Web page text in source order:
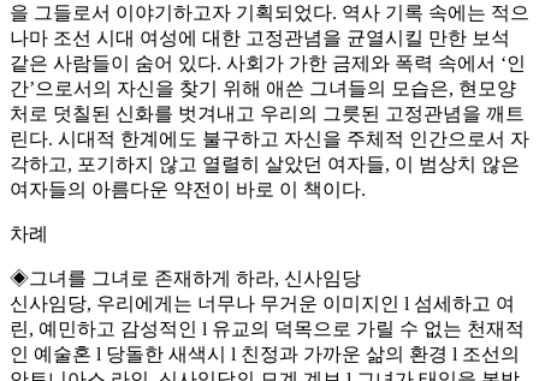
을 그들로서 이야기하고자 기획되었다. 역사 기록 속에는 적으
나마 조선 시대 여성에 대한 고정관념을 균열시킬 만한 보석
같은 사람들이 숨어 있다. 사회가 가한 금제와 폭력 속에서 ‘인
간’으로서의 자신을 찾기 위해 애쓴 그녀들의 모습은, 현모양
처로 덧칠된 신화를 벗겨내고 우리의 그릇된 고정관념을 깨트
린다. 시대적 한계에도 불구하고 자신을 주체적 인간으로서 자
각하고, 포기하지 않고 열렬히 살았던 여자들, 이 범상치 않은
여자들의 아름다운 약전이 바로 이 책이다.
차례
◈그녀를 그녀로 존재하게 하라, 신사임당
신사임당, 우리에게는 너무나 무거운 이미지인 l 섬세하고 여
린, 예민하고 감성적인 l 유교의 덕목으로 가릴 수 없는 천재적
인 예술혼 l 당돌한 새색시 l 친정과 가까운 삶의 환경 l 조선의